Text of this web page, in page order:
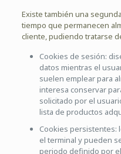
Existe también una
tiempo que permanecen
cliente, pudiendo tratarse
Cookies de sesión:
datos mientras el
suelen emplear para
interesa conservar
solicitado por el
lista de productos
Cookies persistentes:
el terminal y pueden
periodo definido por